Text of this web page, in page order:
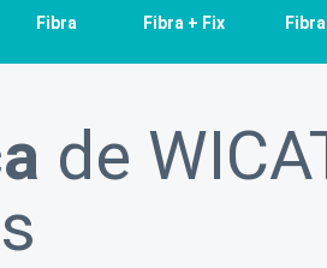
Fibra Fibra + Fix
de